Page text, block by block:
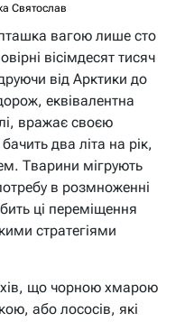
Святослав
вагою лише сто
вісімдесят тисяч
від Арктики до
еквівалентна
вражає своєю
два літа на рік,
Тварини мігрують
в розмноженні
ці переміщення
стратегіями
що чорною хмарою
або лососів, які